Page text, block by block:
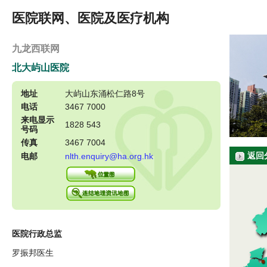
医院联网、医院及医疗机构
九龙西联网
北大屿山医院
地址
大屿山东涌松仁路8号
电话
3467 7000
来电显示
号码
1828 543
传真
3467 7004
电邮
nlth.enquiry@ha.org.hk
医院行政总监
罗振邦医生
返回